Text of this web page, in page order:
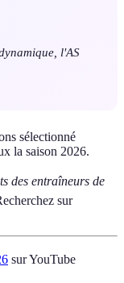
l'AS
sélectionné
la saison 2026.
des entraîneurs de
sur
sur YouTube